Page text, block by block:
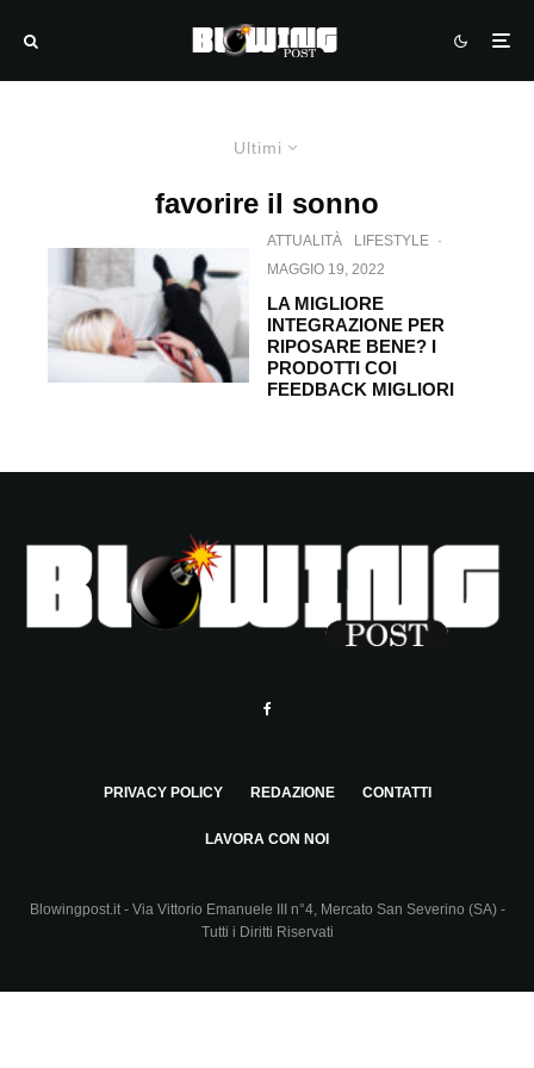
Ultimi
favorire il sonno
ATTUALITÀ LIFESTYLE ·
MAGGIO 19, 2022
LA MIGLIORE
INTEGRAZIONE PER
RIPOSARE BENE? I
PRODOTTI COI
FEEDBACK MIGLIORI
PRIVACY POLICY REDAZIONE CONTATTI
LAVORA CON NOI
Blowingpost.it - Via Vittorio Emanuele III n°4, Mercato San Severino (SA) -
Tutti i Diritti Riservati